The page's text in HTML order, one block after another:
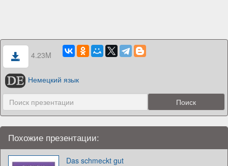
4.23M
Немецкий язык
Похожие презентации:
Das schmeсkt gut